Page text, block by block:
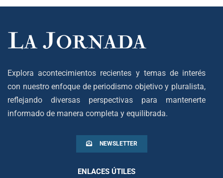
Explora acontecimientos recientes y temas de interés
con nuestro enfoque de periodismo objetivo y pluralista,
reflejando diversas perspectivas para mantenerte
informado de manera completa y equilibrada.
NEWSLETTER
ENLACES ÚTILES